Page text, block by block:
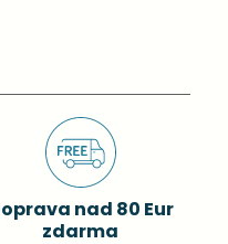
nad 80 Eur
zdarma